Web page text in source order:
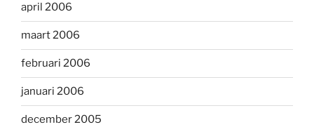
april 2006
maart 2006
februari 2006
januari 2006
december 2005